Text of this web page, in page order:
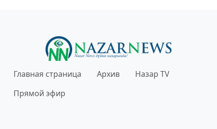
Главная страница Архив
Назар TV
Прямой эфир